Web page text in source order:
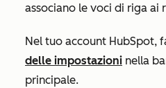
associano le voci di riga ai
Nel tuo account HubSpot,
delle impostazioni nella
principale.